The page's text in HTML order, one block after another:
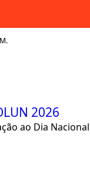
2026
ao Dia